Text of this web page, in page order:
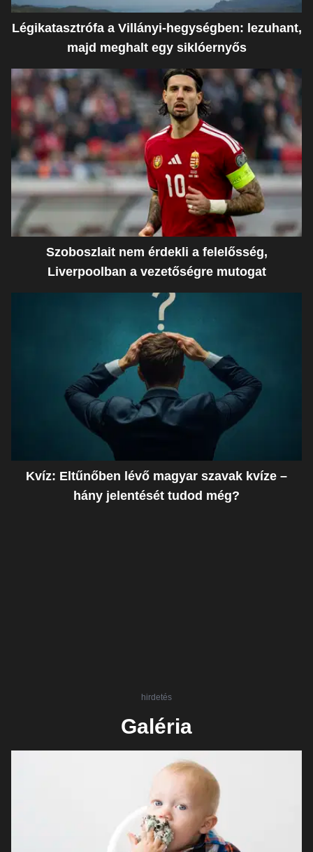
Légikatasztrófa a Villányi-hegységben: lezuhant,
majd meghalt egy siklóernyős
Szoboszlait nem érdekli a felelősség,
Liverpoolban a vezetőségre mutogat
Kvíz: Eltűnőben lévő magyar szavak kvíze –
hány jelentését tudod még?
hirdetés
Galéria